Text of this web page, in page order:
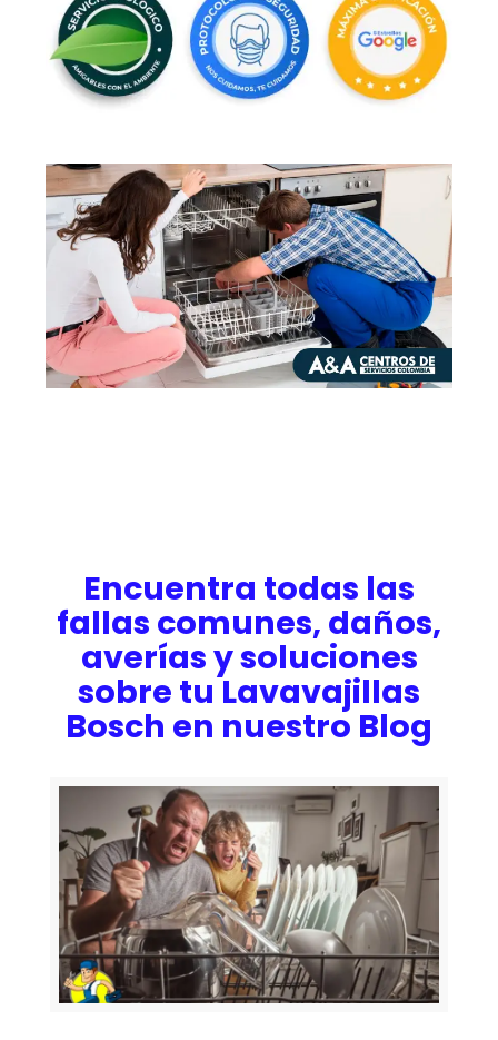
Encuentra todas las
fallas comunes, daños,
averías y soluciones
sobre tu Lavavajillas
Bosch en nuestro Blog